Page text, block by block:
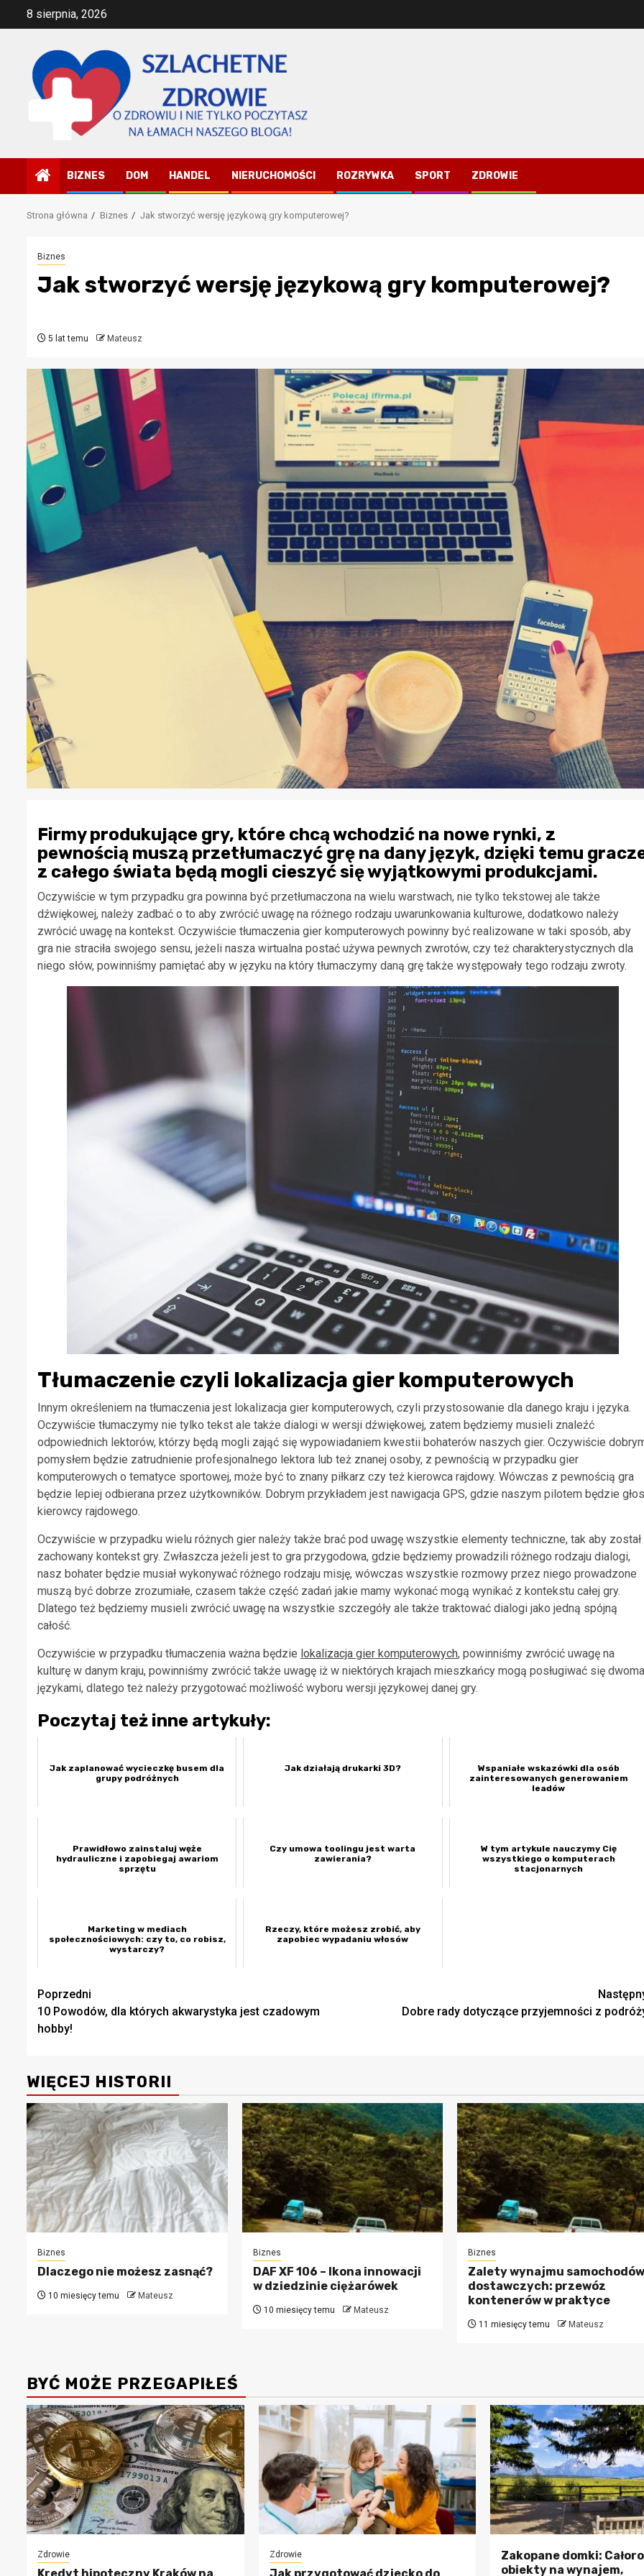
Przejdź8 sierpnia, 2026
BIZNES DOM HANDEL NIERUCHOMOŚCI ROZRYWKA SPORT ZDROWIE
Strona główna Biznes Jak stworzyć wersję językową gry komputerowej?
Biznes
Jak stworzyć wersję językową gry komputerowej?
5 lat temu Mateusz
Firmy produkujące gry, które chcą wchodzić na nowe rynki, z
pewnością muszą przetłumaczyć grę na dany język, dzięki temu
z całego świata będą mogli cieszyć się wyjątkowymi produkcjami.
Oczywiście w tym przypadku gra powinna być przetłumaczona na wielu warstwach, nie tylko tekstowej ale także
dźwiękowej, należy zadbać o to aby zwrócić uwagę na różnego rodzaju uwarunkowania kulturowe, dodatkowo należy
zwrócić uwagę na kontekst. Oczywiście tłumaczenia gier komputerowych powinny być realizowane w taki sposób, aby
gra nie straciła swojego sensu, jeżeli nasza wirtualna postać używa pewnych zwrotów, czy też charakterystycznych dla
niego słów, powinniśmy pamiętać aby w języku na który tłumaczymy daną grę także występowały tego rodzaju zwroty.
Tłumaczenie czyli lokalizacja gier komputerowych
Innym określeniem na tłumaczenia jest lokalizacja gier komputerowych, czyli przystosowanie dla danego kraju i języka.
Oczywiście tłumaczymy nie tylko tekst ale także dialogi w wersji dźwiękowej, zatem będziemy musieli znaleźć
odpowiednich lektorów, którzy będą mogli zająć się wypowiadaniem kwestii bohaterów naszych gier. Oczywiście
pomysłem będzie zatrudnienie profesjonalnego lektora lub też znanej osoby, z pewnością w przypadku gier
komputerowych o tematyce sportowej, może być to znany piłkarz czy też kierowca rajdowy. Wówczas z pewnością gra
będzie lepiej odbierana przez użytkowników. Dobrym przykładem jest nawigacja GPS, gdzie naszym pilotem będzie głos
kierowcy rajdowego.
Oczywiście w przypadku wielu różnych gier należy także brać pod uwagę wszystkie elementy techniczne, tak aby został
zachowany kontekst gry. Zwłaszcza jeżeli jest to gra przygodowa, gdzie będziemy prowadzili różnego rodzaju dialogi,
nasz bohater będzie musiał wykonywać różnego rodzaju misję, wówczas wszystkie rozmowy przez niego prowadzone
muszą być dobrze zrozumiałe, czasem także część zadań jakie mamy wykonać mogą wynikać z kontekstu całej gry.
Dlatego też będziemy musieli zwrócić uwagę na wszystkie szczegóły ale także traktować dialogi jako jedną spójną
całość.
Oczywiście w przypadku tłumaczenia ważna będzie lokalizacja gier komputerowych, powinniśmy zwrócić uwagę na
kulturę w danym kraju, powinniśmy zwrócić także uwagę iż w niektórych krajach mieszkańcy mogą posługiwać się dwoma
językami, dlatego też należy przygotować możliwość wyboru wersji językowej danej gry.
Poczytaj też inne artykuły:
Jak zaplanować wycieczkę busem dla
grupy podróżnych
Jak działają drukarki 3D?
Wspaniałe wskazówki dla osób
zainteresowanych generowaniem
leadów
Prawidłowo zainstaluj węże
hydrauliczne i zapobiegaj awariom
sprzętu
Czy umowa toolingu jest warta
zawierania?
W tym artykule nauczymy Cię
wszystkiego o komputerach
stacjonarnych
Marketing w mediach
społecznościowych: czy to, co robisz,
wystarczy?
Rzeczy, które możesz zrobić, aby
zapobiec wypadaniu włosów
Zobacz
wpisy
Poprzedni
10 Powodów, dla których akwarystyka jest czadowym
hobby!
Dobre rady dotyczące przyjemności z
WIĘCEJ HISTORII
Biznes
Dlaczego nie możesz zasnąć?
10 miesięcy temu Mateusz
Biznes
DAF XF 106 – Ikona innowacji
w dziedzinie ciężarówek
10 miesięcy temu Mateusz
Biznes
Zalety wynajmu
dostawczych: przewóz
kontenerów w praktyce
11 miesięcy temu Mateusz
BYĆ MOŻE PRZEGAPIŁEŚ
Zdrowie Zdrowie
Zakopane domki:
obiekty na wynajem,